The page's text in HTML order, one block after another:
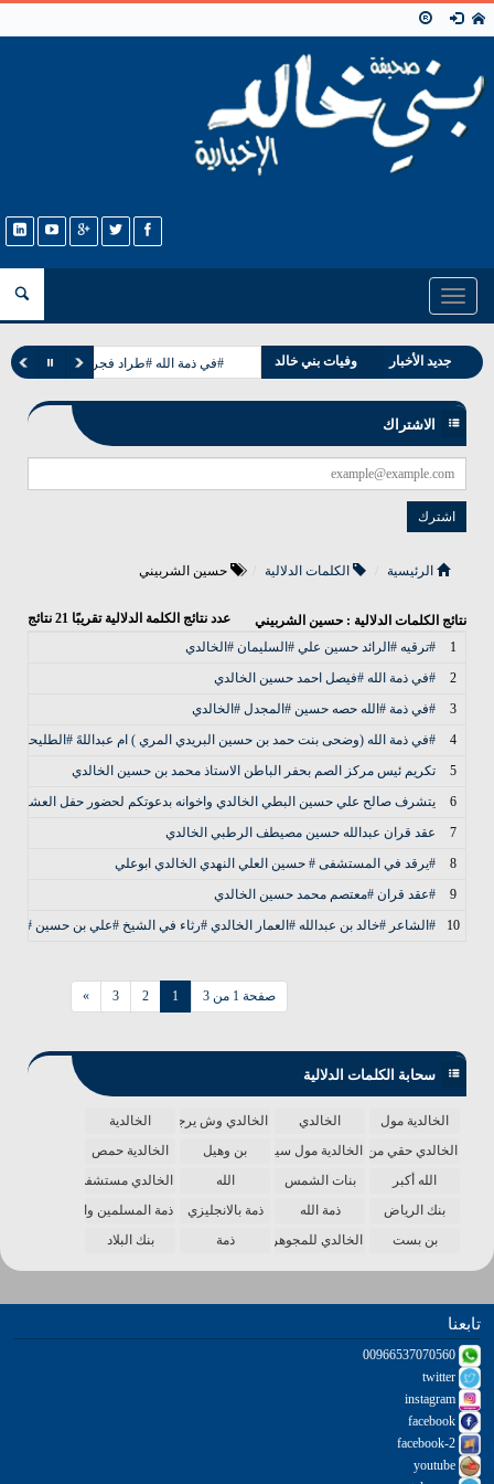
Toggle
navigation
جديد الأخبار
مناسبات بني خالد
وفيات بني خالد #في ذمة الله #طراد فجر طباخ الخالدي
الاشتراك
الرئيسية الكلمات الدلالية حسين الشربيني
نتائج الكلمات الدلالية : حسين الشربيني عدد نتائج الكلمة الدلالية تقريبًا 21 نتائج
1
#ترقيه #الرائد حسين علي #السليمان #الخالدي
2
#في ذمة الله #فيصل احمد حسين الخالدي
3
#في ذمة #الله حصه حسين #المجدل #الخالدي
4
#في ذمة الله (وضحى بنت حمد بن حسين البريدي المري ) ام عبداللهً #الطليحان
5
تكريم ئيس مركز الصم بحفر الباطن الاستاذ محمد بن حسين الخالدي
6
يتشرف صالح علي حسين البطي الخالدي واخوانه بدعوتكم لحضور حفل العشاء
7
عقد قران عبدالله حسين مصيطف الرطبي الخالدي
8
#يرقد في المستشفى # حسين العلي النهدي الخالدي ابوعلي
9
#عقد قران #معتصم محمد حسين الخالدي
10
#الشاعر #خالد بن عبدالله #العمار الخالدي #رثاء في الشيخ #علي بن حسين
صفحة 1 من 3 1
2
3
»
سحابة الكلمات الدلالية
الخالدية مول الخالدي الخالدي وش يرجع
الخالدية
الخالدي حقي من الدنياالخالدية مول سينما بن وهيل
الخالدية حمص
الله أكبر
بنات الشمس الله
الخالدي مستشفى
بنك الرياض
ذمة الله ذمة بالانجليزي
ذمة المسلمين واحدة
بن بست
الخالدي للمجوهرات ذمة بنك البلاد
تابعنا